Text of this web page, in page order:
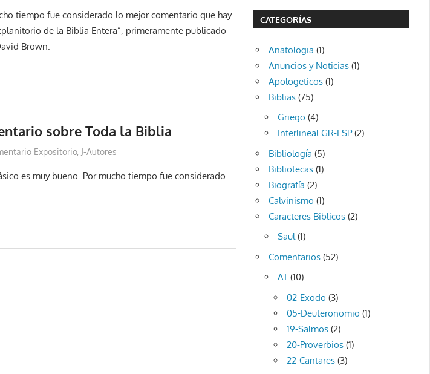
tiempo fue considerado lo mejor comentario que hay.
de la Biblia Entera”, primeramente publicado
Brown.
sobre Toda la Biblia
Expositorio, J-Autores
es muy bueno. Por mucho tiempo fue considerado
CATEGORÍAS
Anatologia (1)
Anuncios y Noticias (1)
Apologeticos (1)
Biblias (75)
Griego (4)
Interlineal GR-ESP(2)
Bibliología (5)
Bibliotecas (1)
Biografía (2)
Calvinismo (1)
Caracteres Biblicos (2)
Saul(1)
Comentarios (52)
AT (10)
02-Exodo (3)
05-Deuteronomio (1)
19-Salmos (2)
20-Proverbios (1)
22-Cantares (3)